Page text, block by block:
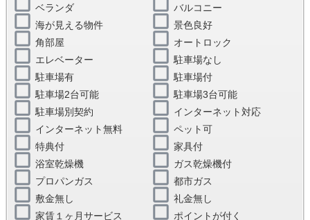
ベランダ
バルコニー
海が見える物件
景色良好
角部屋
オートロック
エレベーター
駐車場なし
駐車場有
駐車場付
駐車場2台可能
駐車場3台可能
駐車場別契約
インターネット対応
インターネット無料
ペット可
特典付
家具付
浴室乾燥機
ガス乾燥機付
プロパンガス
都市ガス
敷金無し
礼金無し
家賃１ヶ月サービス
ポイントが付く